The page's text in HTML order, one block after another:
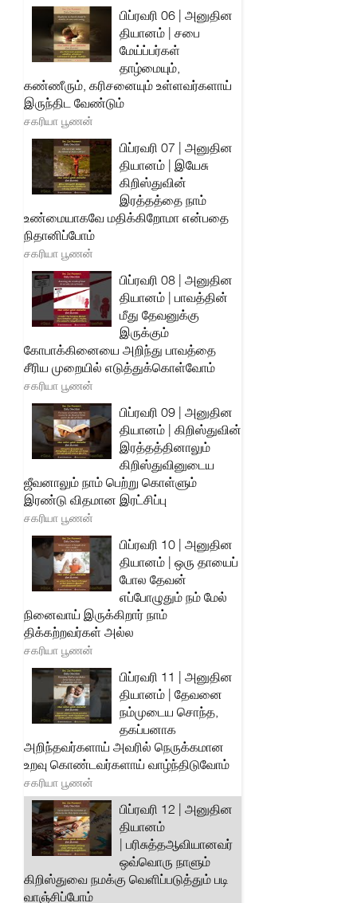
பிப்ரவரி 06 | அனுதின
தியானம் | சபை
மேய்ப்பர்கள்
தாழ்மையும்,
கண்ணீரும், கரிசனையும் உள்ளவர்களாய்
இருந்திட வேண்டும்
சகரியா பூணன்
பிப்ரவரி 07 | அனுதின
தியானம் | இயேசு
கிறிஸ்துவின்
இரத்தத்தை நாம்
உண்மையாகவே மதிக்கிறோமா என்பதை
நிதானிப்போம்
சகரியா பூணன்
பிப்ரவரி 08 | அனுதின
தியானம் | பாவத்தின்
மீது தேவனுக்கு
இருக்கும்
கோபாக்கினையை அறிந்து பாவத்தை
சீரிய முறையில் எடுத்துக்கொள்வோம்
சகரியா பூணன்
பிப்ரவரி 09 | அனுதின
தியானம் | கிறிஸ்துவின்
இரத்தத்தினாலும்
கிறிஸ்துவினுடைய
ஜீவனாலும் நாம் பெற்று கொள்ளும்
இரண்டு விதமான இரட்சிப்பு
சகரியா பூணன்
பிப்ரவரி 10 | அனுதின
தியானம் | ஒரு தாயைப்
போல தேவன்
எப்போழுதும் நம் மேல்
நினைவாய் இருக்கிறார் நாம்
திக்கற்றவர்கள் அல்ல
சகரியா பூணன்
பிப்ரவரி 11 | அனுதின
தியானம் | தேவனை
நம்முடைய சொந்த,
தகப்பனாக
அறிந்தவர்களாய் அவரில் நெருக்கமான
உறவு கொண்டவர்களாய் வாழ்ந்திடுவோம்
சகரியா பூணன்
பிப்ரவரி 12 | அனுதின
தியானம்
| பரிசுத்தஆவியானவர்
ஒவ்வொரு நாளும்
கிறிஸ்துவை நமக்கு வெளிப்படுத்தும் படி
வாஞ்சிப்போம்